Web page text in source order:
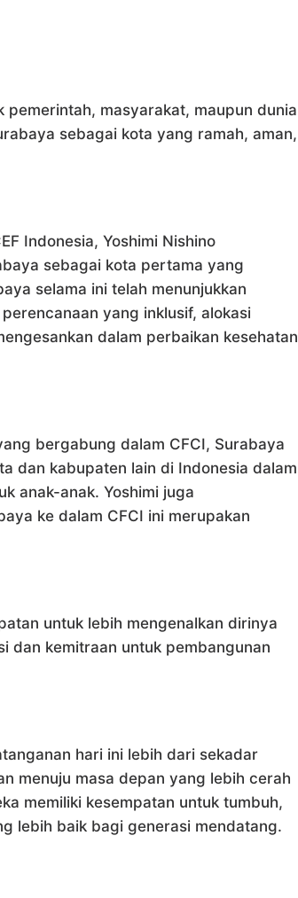
pemerintah, masyarakat, maupun dunia
sebagai kota yang ramah, aman,
Indonesia, Yoshimi Nishino
sebagai kota pertama yang
selama ini telah menunjukkan
yang inklusif, alokasi
dalam perbaikan kesehatan
bergabung dalam CFCI, Surabaya
dan kabupaten lain di Indonesia dalam
anak-anak. Yoshimi juga
ke dalam CFCI ini merupakan
untuk lebih mengenalkan dirinya
dan kemitraan untuk pembangunan
hari ini lebih dari sekadar
menuju masa depan yang lebih cerah
memiliki kesempatan untuk tumbuh,
lebih baik bagi generasi mendatang.